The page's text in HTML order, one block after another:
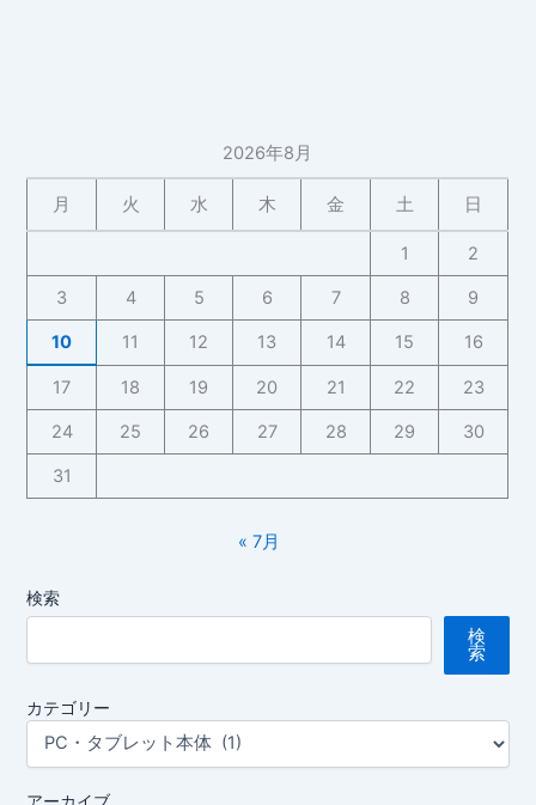
iPhone
Pro
Max
を
購
入
2026年8月
月 火 水 木 金 土 日
1 2
3 4 5 6 7 8 9
10 11 12 13 14 15 16
17 18 19 20 21 22 23
24 25 26 27 28 29 30
31
« 7月
検索
検
索
カテゴリー
アーカイブ